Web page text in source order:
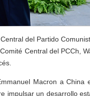
del Partido
Central del PCCh,
Macron a China
impulsar un desarrollo